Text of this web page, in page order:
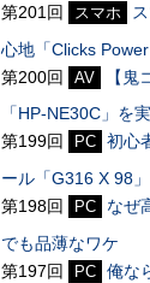
第201回
スマホ
心地「Clicks
第200回
AV
【
「HP-NE30C」を
第199回
PC 初心
ール「G316 X 98
第198回
PC
なぜ
でも品薄なワケ
第197回
PC 俺な